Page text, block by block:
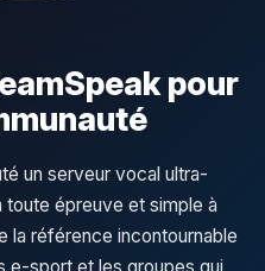
pour
un serveur vocal ultra-
toute épreuve et simple à
la référence incontournable